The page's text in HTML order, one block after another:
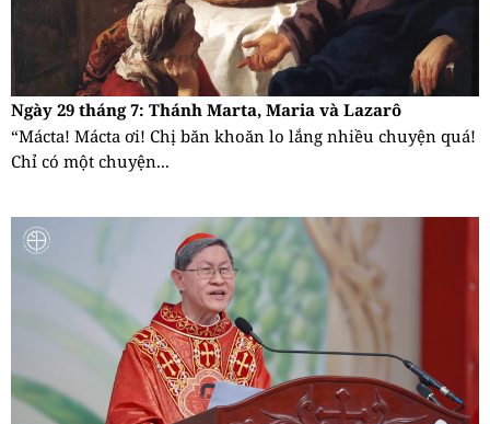
Ngày 29 tháng 7: Thánh Marta, Maria và Lazarô
“Mácta! Mácta ơi! Chị băn khoăn lo lắng nhiều chuyện quá!
Chỉ có một chuyện...